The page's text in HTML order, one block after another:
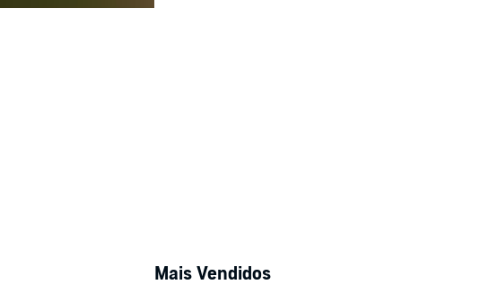
Mais Vendidos